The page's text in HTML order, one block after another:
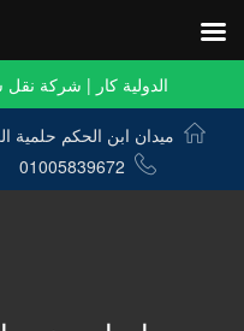
الدولية كار | شركة
ميدان ابن الحكم حلمية
01005839672